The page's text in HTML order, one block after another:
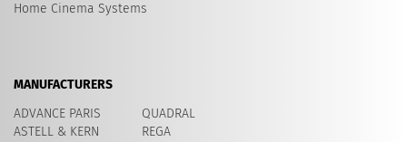
Home Cinema Systems
MANUFACTURERS
ADVANCE PARIS
ASTELL & KERN
QUADRAL
REGA